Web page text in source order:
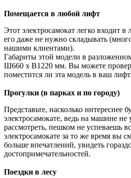
Помещается в любой лифт
Этот электросамокат легко входит
его даже не нужно складывать
нашими клиентами).
Габариты этой модели в
Ш660 х В1220 мм. Вы можете
поместится ли эта модель в ваш лифт.
Прогулки (в парках и по городу)
Представьте, насколько интереснее
электросамокате, ведь на машине не
рассмотреть, пешком не успеваешь
электросамокате за то же время вы
больше впечатлений, увидеть
достопримечательностей.
Поездки в лесу